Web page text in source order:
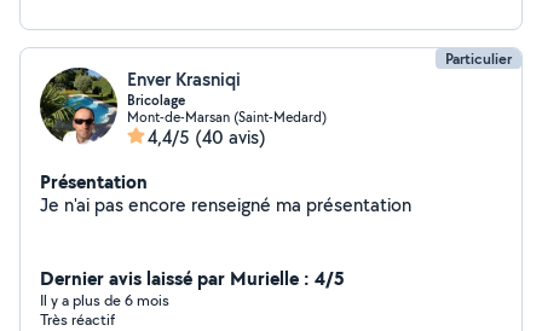
me contacter. À bientôt !
Particulier
Enver Krasniqi
Bricolage
Mont-de-Marsan (Saint-Medard)
4,4/5 (40 avis)
Présentation
Je n'ai pas encore renseigné ma présentation
Dernier avis laissé par Murielle : 4/5
Il y a plus de 6 mois
Très réactif